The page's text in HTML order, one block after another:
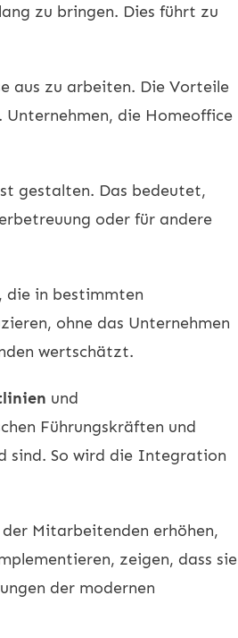
zu bringen. Dies führt zu
aus zu arbeiten. Die Vorteile
die Homeoffice
gestalten. Das bedeutet,
oder für andere
die in bestimmten
ohne das Unternehmen
wertschätzt.
und
Führungskräften und
sind. So wird die Integration
der Mitarbeitenden erhöhen,
zeigen, dass sie
der modernen